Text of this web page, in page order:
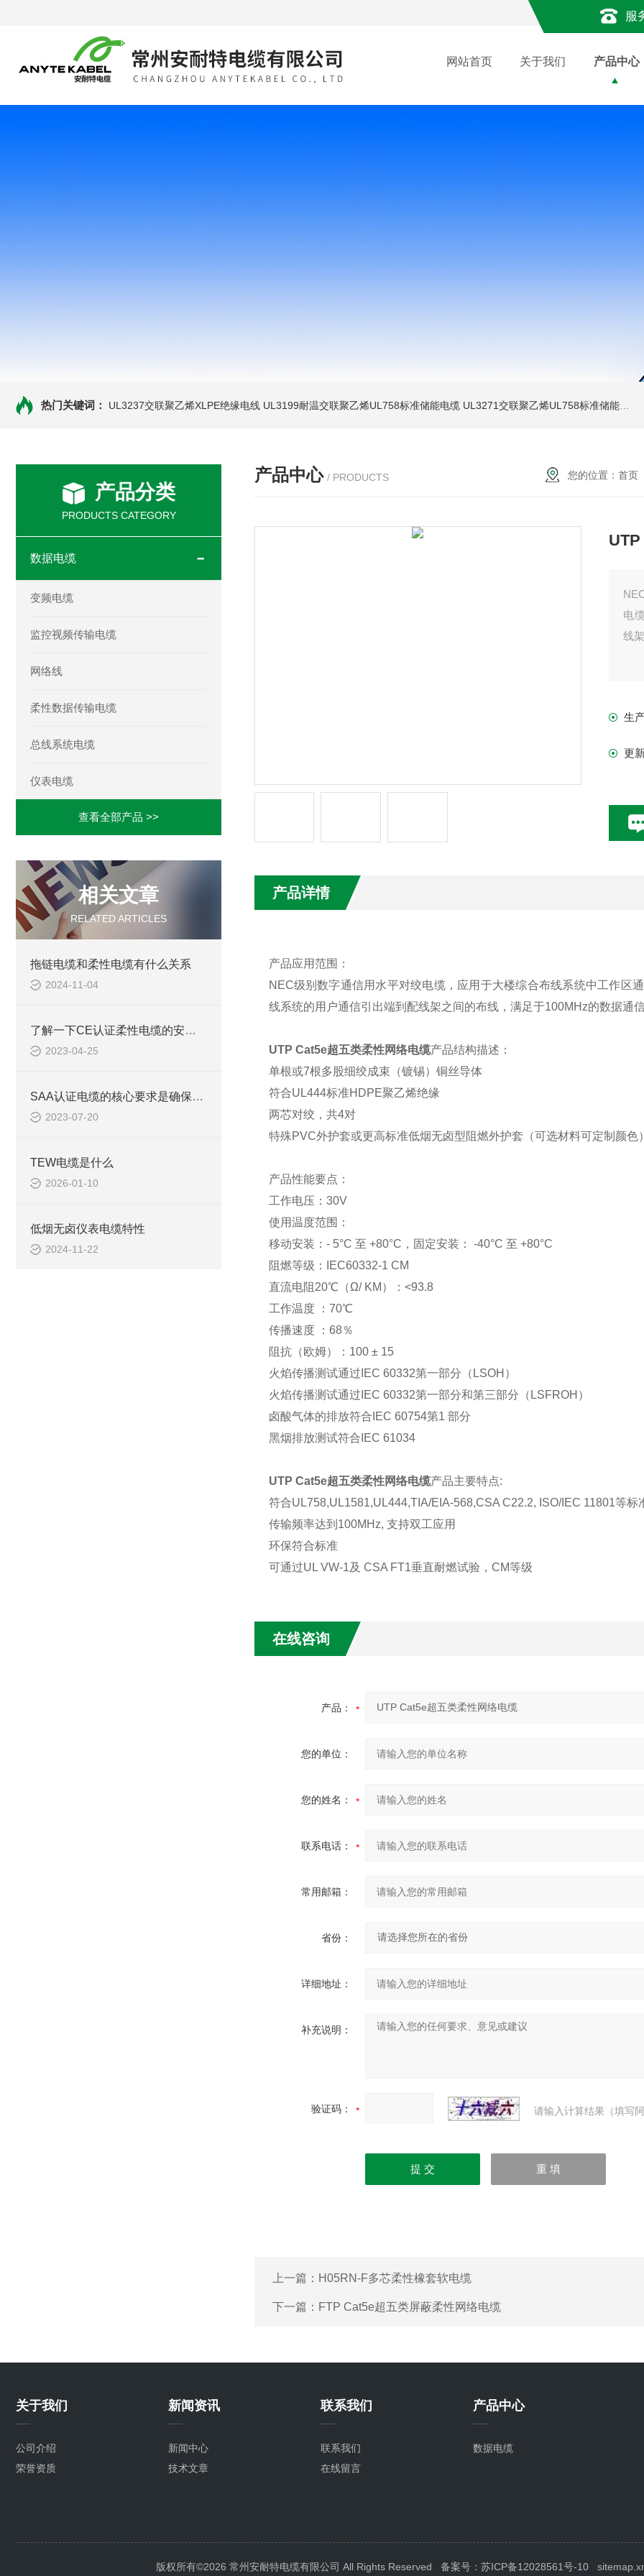
服
网站首页 关于我们 产品中心
热门关键词： UL3237交联聚乙烯XLPE绝缘电线 UL3199耐温交联聚乙烯UL758标准储能电缆 UL3271交联聚乙烯UL758标准储能电缆
产品分类
PRODUCTS CATEGORY
数据电缆
变频电缆
监控视频传输电缆
网络线
柔性数据传输电缆
总线系统电缆
仪表电缆
查看全部产品 >>
相关文章
RELATED ARTICLES
拖链电缆和柔性电缆有什么关系
2024-11-04
了解一下CE认证柔性电缆的安装要求吧
2023-04-25
SAA认证电缆的核心要求是确保产品的安全性和可靠性
2023-07-20
TEW电缆是什么
2026-01-10
低烟无卤仪表电缆特性
2024-11-22
产品中心 / PRODUCTS 您的位置： 首页
电
线
生
更
产品详情
产品应用范围：
NEC级别数字通信用水平对绞电缆，应用于大楼综合布线系统中工作区
线系统的用户通信引出端到配线架之间的布线，满足于100MHz的数据通
UTP Cat5e超五类柔性网络电缆产品结构描述：
单根或7根多股细绞成束（镀锡）铜丝导体
符合UL444标准HDPE聚乙烯绝缘
两芯对绞，共4对
特殊PVC外护套或更高标准低烟无卤型阻燃外护套（可选材料可定制颜色
产品性能要点：
工作电压： 30V
使用温度范围：
移动安装： - 5°C 至 +80°C，固定安装： -40°C 至 +80°C
阻燃等级：
IEC60332-1 CM
直流电阻 20℃（Ω/ KM）：<93.8
工作温度
： 70℃
传播速度
： 68％
阻抗（欧姆）： 100 ± 15
火焰传播测试通过 IEC 60332第一部分（LSOH）
火焰传播测试通过 IEC 60332第一部分和第三部分（LSFROH）
卤酸气体的排放符合 IEC 60754第1 部分
黑烟排放测试符合 IEC 61034
UTP Cat5e超五类柔性网络电缆产品主要特点:
符合UL758,UL1581,UL444,TIA/EIA-568,CSA C22.2, ISO/IEC 11801等标
传输频率达到 100MHz, 支持双工应用
环保符合标准
可通过UL VW-1及 CSA FT1垂直耐燃试验，CM等级
在线咨询
产品：
您的单位：
您的姓名：
联系电话：
常用邮箱：
省份：
详细地址：
补充说明：
验证码： 请输入计算结果（填写
上一篇： H05RN-F多芯柔性橡套软电缆
下一篇： FTP Cat5e超五类屏蔽柔性网络电缆
关于我们
公司介绍
荣誉资质
新闻资讯
新闻中心
技术文章
联系我们
联系我们
在线留言
产品中心
数据电缆
版权所有©2026 常州安耐特电缆有限公司 All Rights Reserved 备案号：苏ICP备12028561号-10